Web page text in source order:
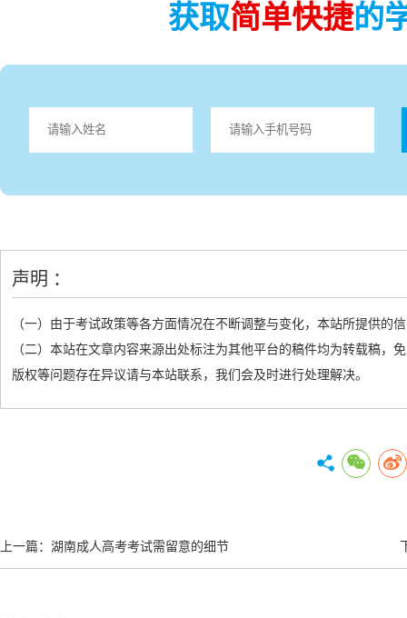
获取简单快捷的
声明 ：
（一）由于考试政策等各方面情况在不断调整与变化，本站所提供的
（二）本站在文章内容来源出处标注为其他平台的稿件均为转载稿
版权等问题存在异议请与本站联系，我们会及时进行处理解决。
上一篇： 湖南成人高考考试需留意的细节